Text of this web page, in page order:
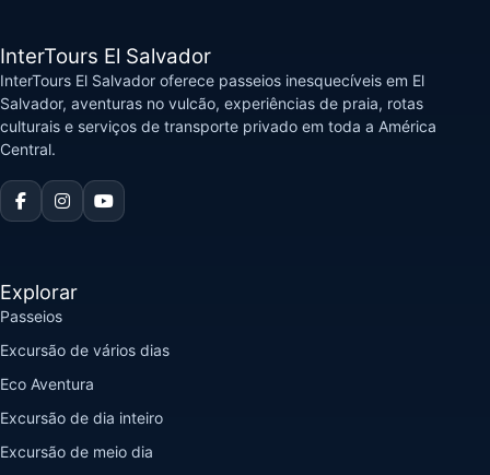
InterTours El Salvador
InterTours El Salvador oferece passeios inesquecíveis em El
Salvador, aventuras no vulcão, experiências de praia, rotas
culturais e serviços de transporte privado em toda a América
Central.
Explorar
Passeios
Excursão de vários dias
Eco Aventura
Excursão de dia inteiro
Excursão de meio dia